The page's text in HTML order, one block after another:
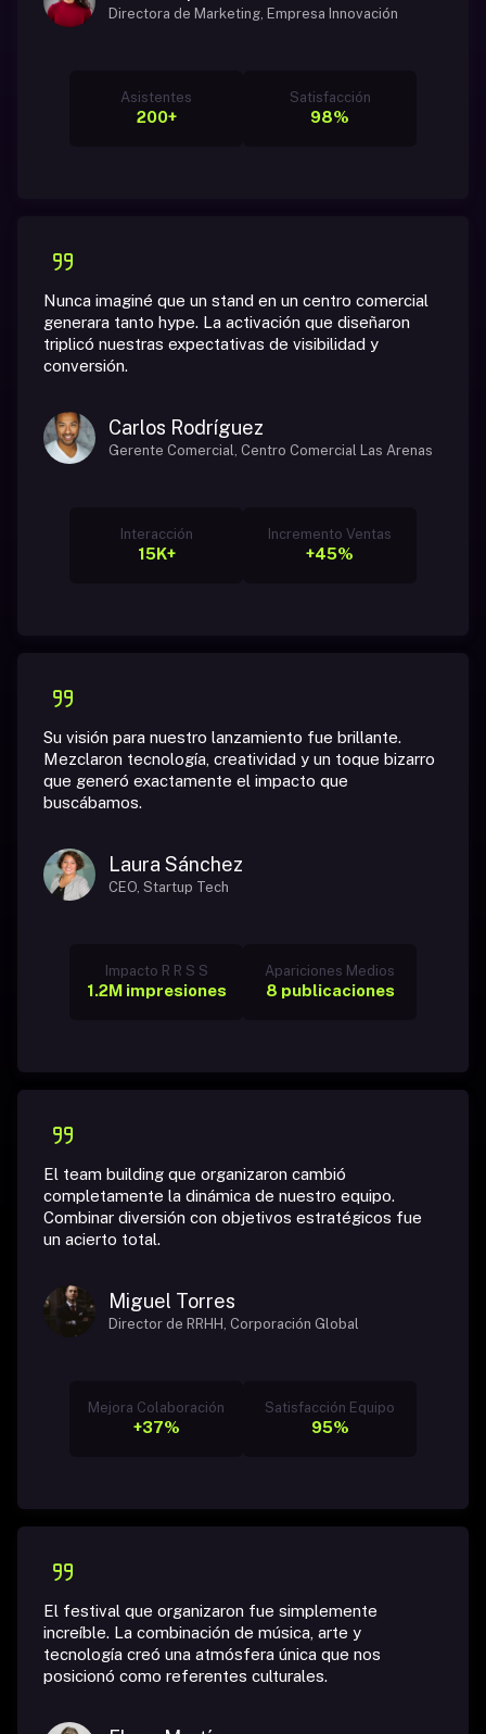
Directora de Marketing, Empresa Innovación
Asistentes
200+
Satisfacción
98%
Nunca imaginé que un stand en un centro comercial
generara tanto hype. La activación que diseñaron
triplicó nuestras expectativas de visibilidad y
conversión.
Carlos Rodríguez
Gerente Comercial, Centro Comercial Las Arenas
Interacción
15K+
Incremento Ventas
+45%
Su visión para nuestro lanzamiento fue brillante.
Mezclaron tecnología, creatividad y un toque bizarro
que generó exactamente el impacto que
buscábamos.
Laura Sánchez
CEO, Startup Tech
Impacto R R S S
1.2M impresiones
Apariciones Medios
8 publicaciones
El team building que organizaron cambió
completamente la dinámica de nuestro equipo.
Combinar diversión con objetivos estratégicos fue
un acierto total.
Miguel Torres
Director de RRHH, Corporación Global
Mejora Colaboración
+37%
Satisfacción Equipo
95%
El festival que organizaron fue simplemente
increíble. La combinación de música, arte y
tecnología creó una atmósfera única que nos
posicionó como referentes culturales.